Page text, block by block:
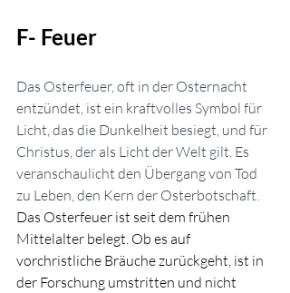
F- Feuer
Das Osterfeuer, oft in der Osternacht
entzündet, ist ein kraftvolles Symbol für
Licht, das die Dunkelheit besiegt, und für
Christus, der als Licht der Welt gilt. Es
veranschaulicht den Übergang von Tod
zu Leben, den Kern der Osterbotschaft.
Das Osterfeuer ist seit dem frühen
Mittelalter belegt. Ob es auf
vorchristliche Bräuche zurückgeht, ist in
der Forschung umstritten und nicht